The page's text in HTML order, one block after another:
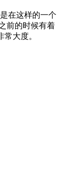
在这样的一个
前的时候有着
大度。